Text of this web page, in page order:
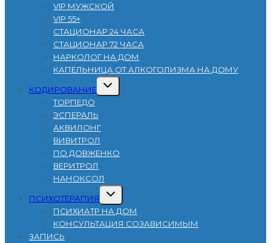
VIP МУЖСКОЙ
VIP 55+
СТАЦИОНАР 24 ЧАСА
СТАЦИОНАР 72 ЧАСА
НАРКОЛОГ НА ДОМ
КАПЕЛЬНИЦА ОТ АЛКОГОЛИЗМА НА ДОМУ
КОДИРОВАНИЕ
Развернуть
ТОРПЕДО
ЭСПЕРАЛЬ
АКВИЛОНГ
ВИВИТРОЛ
ПО ДОВЖЕНКО
ВЕРИТРОЛ
НАНОКСОЛ
ПСИХОТЕРАПИЯ
Развернуть
меню
ПСИХИАТР НА ДОМ
КОНСУЛЬТАЦИЯ СОЗАВИСИМЫМ
ЗАПИСЬ